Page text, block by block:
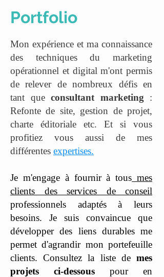
Portfolio
Mon expérience et ma connaissance
des techniques du marketing
opérationnel et digital m'ont permis
de relever de nombreux défis en
tant que consultant marketing :
Refonte de site, gestion de projet,
charte éditoriale etc. Et si vous
profitiez vous aussi de mes
différentes expertises.
Je m'engage à fournir à tous mes
clients des services de conseil
professionnels adaptés à leurs
besoins. Je suis convaincue que
développer des liens durables me
permet d'agrandir mon portefeuille
clients. Consultez la liste de mes
projets ci-dessous pour en